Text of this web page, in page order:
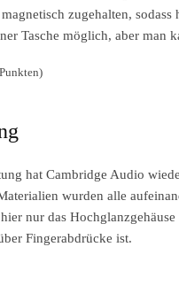
zugehalten,
Tasche möglich, aber man
hat Cambridge Audio
wurden alle
nur das
Fingerabdrücke ist.